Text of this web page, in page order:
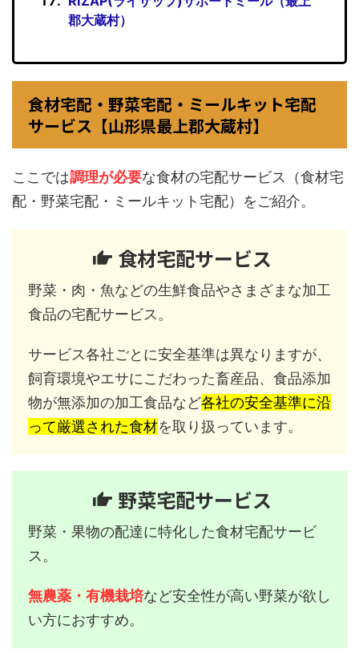
郡大蔵村）
食材宅配・野菜宅配・ミールキット宅配
サービス【山形県最上郡大蔵村】
ここでは調理が必要な食材の宅配サービス（食材宅
配・野菜宅配・ミールキット宅配）をご紹介。
食材宅配サービス
野菜・肉・魚などの生鮮食品やさまざまな加工
食品の宅配サービス。
サービス各社ごとに安全基準は異なりますが、
飼育環境やエサにこだわった畜産品、食品添加
物が無添加の加工食品など各社の安全基準に沿
って厳選された食材を取り扱っています。
野菜宅配サービス
野菜・果物の配達に特化した食材宅配サービ
ス。
無農薬・有機栽培など安全性が高い野菜が欲し
い方におすすめ。